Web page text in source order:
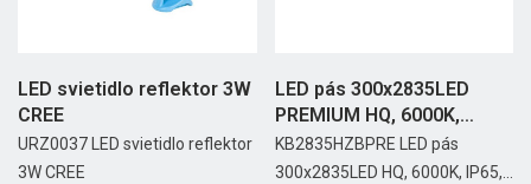
LED svietidlo reflektor 3W
CREE
URZ0037 LED svietidlo reflektor
3W CREE
LED pás 300x2835LED
PREMIUM HQ, 6000K,
IP65,...
KB2835HZBPRE LED pás
300x2835LED HQ, 6000K, IP65,...